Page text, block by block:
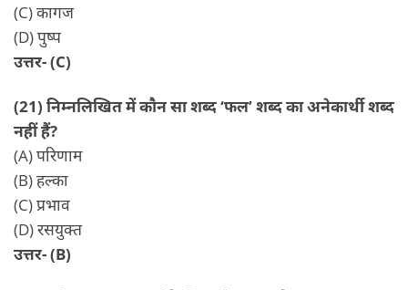
(C) कागज
(D) पुष्प
उत्तर- (C)
(21) निम्नलिखित में कौन सा शब्द ‘फल’ शब्द का अनेकार्थी शब्द
नहीं हैं?
(A) परिणाम
(B) हल्का
(C) प्रभाव
(D) रसयुक्त
उत्तर- (B)